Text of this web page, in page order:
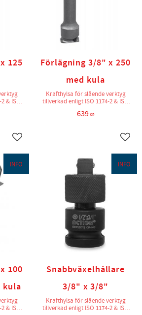
125
& ISO
Lägg till i favoriter
Förlägning 3/8" x 250
med kula
Krafthylsa för slående verktyg
tillverkad enligt ISO 1174-2 & ISO
639KR
100
kula
& ISO
INFO
Snabbväxelhållare
3/8" x 3/8"
Krafthylsa för slående verktyg
tillverkad enligt ISO 1174-2 & ISO
INFO